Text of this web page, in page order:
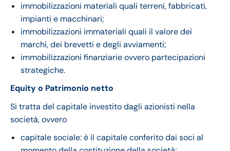
immobilizzazioni materiali quali terreni, fabbricati,
impianti e macchinari;
immobilizzazioni immateriali quali il valore dei
marchi, dei brevetti e degli avviamenti;
immobilizzazioni finanziarie ovvero partecipazioni
strategiche.
Equity o Patrimonio netto
Si tratta del capitale investito dagli azionisti nella
società, ovvero
capitale sociale: è il capitale conferito dai soci al